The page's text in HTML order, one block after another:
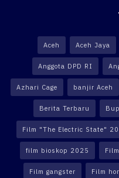
Aceh Aceh Jaya
Anggota DPD RI
Azhari Cage banjir Aceh
Berita Terbaru
Film "The Electric State"
film bioskop 2025
Film gangster Film